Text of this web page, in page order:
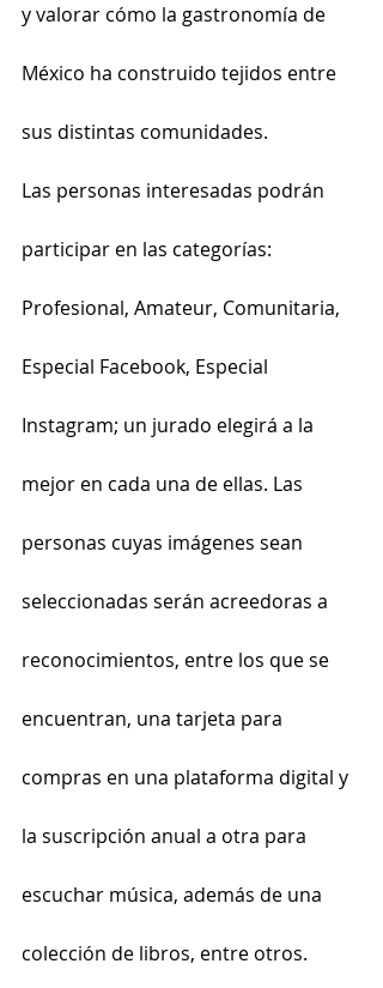
y valorar cómo la gastronomía de
México ha construido tejidos entre
sus distintas comunidades.
Las personas interesadas podrán
participar en las categorías:
Profesional, Amateur, Comunitaria,
Especial Facebook, Especial
Instagram; un jurado elegirá a la
mejor en cada una de ellas. Las
personas cuyas imágenes sean
seleccionadas serán acreedoras a
reconocimientos, entre los que se
encuentran, una tarjeta para
compras en una plataforma digital y
la suscripción anual a otra para
escuchar música, además de una
colección de libros, entre otros.